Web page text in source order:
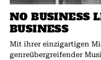
NO BUSINESS
BUSINESS
Mit ihrer einzigartigen
genreübergreifender